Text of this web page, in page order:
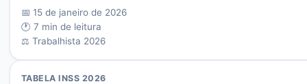
📅 15 de janeiro de 2026
🕐 7 min de leitura
⚖️ Trabalhista 2026
TABELA INSS 2026